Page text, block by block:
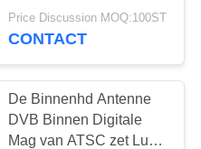
TV/Radioprogramma's
Price Discussion MOQ:100ST
CONTACT
De Binnenhd Antenne
DVB Binnen Digitale
Mag van ATSC zet Lucht